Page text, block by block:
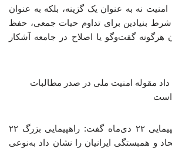
امنیت نه به عنوان یک گزینه، بلکه به عنوان
بنیادین برای تداوم حیات جمعی، حفظ
هرگونه گفت‌وگو یا اصلاح در جامعه آشکار
دی نشان‌ داد مقوله امنیت ملی در صدر مطالبات
است
نادری با اشاره به راهپیمایی ۲۲ دی‌ماه گفت: راهپیمایی بزرگ ۲۲
و همبستگی ایرانیان را نشان داد به‌نوعی